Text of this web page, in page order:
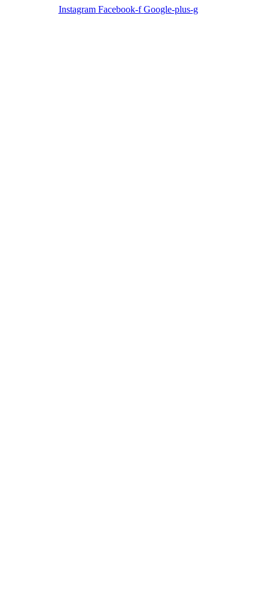
Instagram Facebook-f Google-plus-g